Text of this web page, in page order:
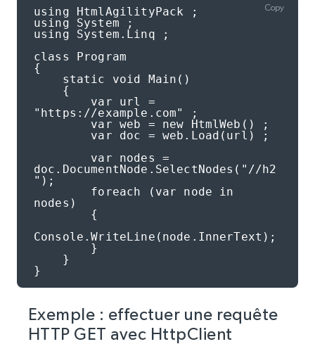
using HtmlAgilityPack ;
using System ;
using System.Linq ;
class Program
{
"https://example.com" ;
doc.DocumentNode.SelectNodes("//h2
");
nodes)
Console.WriteLine(node.InnerText);
}
Copy
Exemple : effectuer une requête
HTTP GET avec HttpClient